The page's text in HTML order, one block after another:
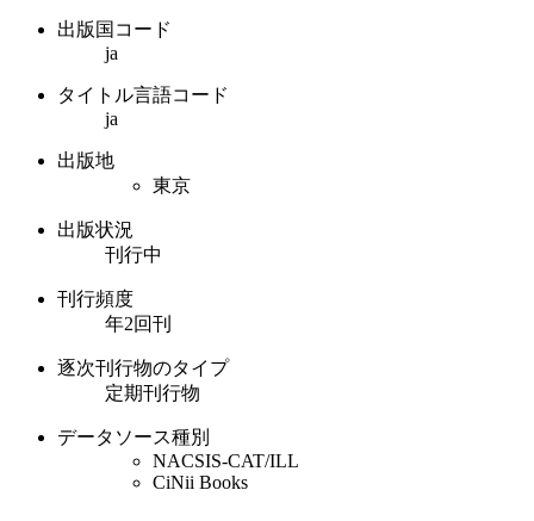
出版国コード
ja
タイトル言語コード
ja
出版地
東京
出版状況
刊行中
刊行頻度
年2回刊
逐次刊行物のタイプ
定期刊行物
データソース種別
NACSIS-CAT/ILL
CiNii Books